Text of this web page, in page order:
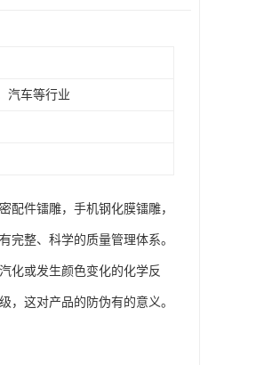
汽车等行业
配件镭雕，手机钢化膜镭雕，
完整、科学的质量管理体系。
化或发生颜色变化的化学反
，这对产品的防伪有的意义。